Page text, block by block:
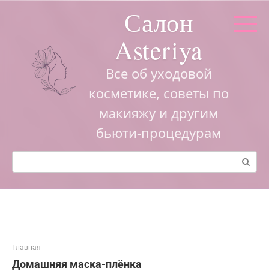
Салон
Asteriya
Все об уходовой
косметике, советы по
макияжу и другим
бьюти-процедурам
Поиск:
Главная
Домашняя маска-плёнка